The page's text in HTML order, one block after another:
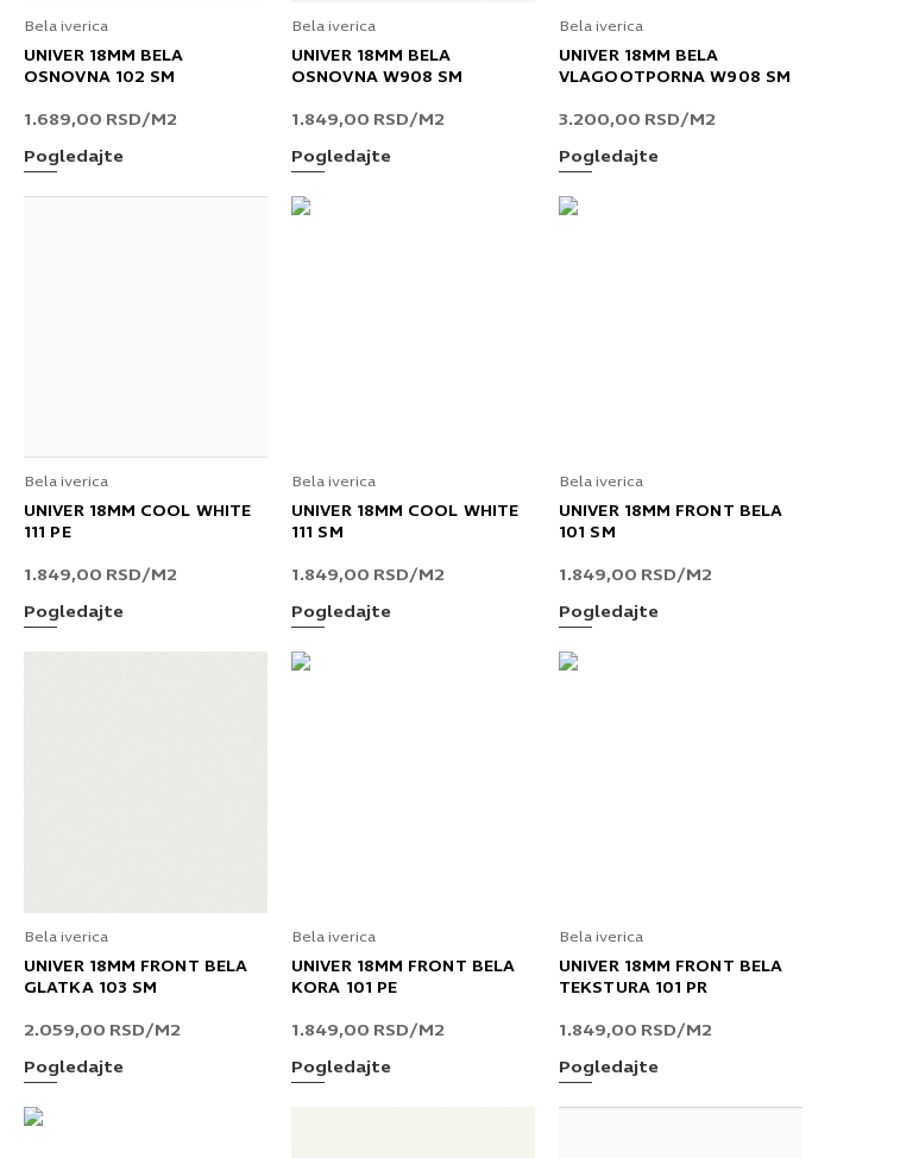
Bela iverica
UNIVER 18MM BELA
OSNOVNA 102 SM
1.689,00 RSD/M2
Pogledajte
Bela iverica
UNIVER 18MM BELA
OSNOVNA W908 SM
1.849,00 RSD/M2
Pogledajte
Bela iverica
UNIVER 18MM BELA
VLAGOOTPORNA W908 SM
3.200,00 RSD/M2
Pogledajte
Bela iverica
UNIVER 18MM COOL WHITE
111 PE
1.849,00 RSD/M2
Pogledajte
Bela iverica
UNIVER 18MM COOL WHITE
111 SM
1.849,00 RSD/M2
Pogledajte
Bela iverica
UNIVER 18MM FRONT BELA
101 SM
1.849,00 RSD/M2
Pogledajte
Bela iverica
UNIVER 18MM FRONT BELA
GLATKA 103 SM
2.059,00 RSD/M2
Pogledajte
Bela iverica
UNIVER 18MM FRONT BELA
KORA 101 PE
1.849,00 RSD/M2
Pogledajte
Bela iverica
UNIVER 18MM FRONT BELA
TEKSTURA 101 PR
1.849,00 RSD/M2
Pogledajte